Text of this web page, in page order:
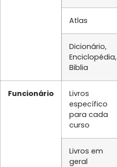
Atlas
Dicionário,
Enciclopédia,
Biblia
Funcionário
Livros
específico
para cada
curso
Livros em
geral